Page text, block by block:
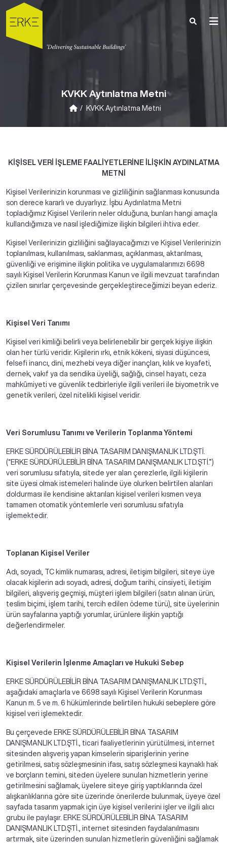
KVKK Aytınlatma Metni
KVKK Aytınlatma Metni
KİŞİSEL VERİ İŞLEME FAALİYETLERİNE İLİŞKİN AYDINLATMA
METNİ
Kişisel Verilerinizin korunması ve gizliliğinin sağlanması konusunda
son derece kararlı ve duyarlıyız. İşbu Aydınlatma Metni
topladığımız Kişisel Verilerin neler olduğuna, bunları hangi amaçla
kullandığımıza ve nasıl işlediğimize ilişkin bilgileri ihtiva eder.
Kişisel Verilerinizin gizliliğini sağlayacağımızı ve Kişisel Verilerinizin
toplanılması, kullanılması, saklanması, açıklanması, aktarılması,
güvenliği ve erişimine ilişkin politika ve uygulamalarımızı 6698
sayılı Kişisel Verilerin Korunması Kanun ve ilgili mevzuat tarafından
çizilen sınırlar çerçevesinde gerçekleştireceğimizi beyan ederiz.
Kişisel Veri Tanımı
Kişisel veri kimliği belirli veya belirlenebilir bir gerçek kişiye ilişkin
olan her türlü veridir. Kişilerin ırkı, etnik kökeni, siyasi düşüncesi,
felsefi inancı, dini, mezhebi veya diğer inançları, kılık ve kıyafeti,
dernek, vakıf ya da sendika üyeliği, sağlığı, cinsel hayatı, ceza
mahkûmiyeti ve güvenlik tedbirleriyle ilgili verileri ile biyometrik ve
genetik verileri, özel nitelikli kişisel veridir.
Veri Sorumlusu Tanımı ve Verilerin Toplanma Yöntemi
ERKE SÜRDÜRÜLEBİLİR BİNA TASARIM DANIŞMANLIK LTD.ŞTİ.
(“ERKE SÜRDÜRÜLEBİLİR BİNA TASARIM DANIŞMANLIK LTD.ŞTİ.”)
veri sorumlusu sıfatıyla, sitede yer alan çerezlerle, ilgili kişilerin
site üyesi olmak istemeleri halinde üye olurken belirtilen alanları
doldurması ile kendisine aktarılan kişisel verileri kısmen veya
tamamen otomatik yöntemlerle veri sorumlusu sıfatıyla
işlemektedir.
Toplanan Kişisel Veriler
Adı, soyadı, TC kimlik numarası, adresi, iletişim bilgileri, siteye üye
olacak kişilerin adı soyadı, adresi, doğum tarihi, cinsiyeti, iletişim
bilgileri, alışveriş geçmişi, müşteri işlem bilgileri (satın alınan ürün,
teslim biçimi, işlem tarihi, tercih edilen ödeme türü), site üyelerinin
ürün sayfalarına yaptığı yorumlar, ürünlere ilişkin yaptığı
değerlendirmeler.
Kişisel Verilerin İşlenme Amaçları ve Hukuki Sebep
ERKE SÜRDÜRÜLEBİLİR BİNA TASARIM DANIŞMANLIK LTD.ŞTİ.,
aşağıdaki amaçlarla ve 6698 sayılı Kişisel Verilerin Korunması
Kanun m. 5 ve m. 6 hükümlerinde belirtilen hukuki sebeplere göre
kişisel veri işlemektedir.
Bu çerçevede ERKE SÜRDÜRÜLEBİLİR BİNA TASARIM
DANIŞMANLIK LTD.ŞTİ., ticari faaliyetlerinin yürütülmesi, internet
sitesinden alışveriş yapan kimselerin siparişlerinin yerine
getirilmesi, satış sözleşmesinin ifası, satış sözleşmesi kaynaklı hak
ve borçların temini, siteden üyelere sunulan hizmetlerin yerine
getirilmesini sağlamak, üyelere siteye giriş yaptıklarında özel
alışkanlıklarına göre site üzerinde önerilerde bulunmak, üyeye özel
sayfada tasarım yapmak için üye kişisel verilerini işler ve ilgili alıcı
grubu ile paylaşır. ERKE SÜRDÜRÜLEBİLİR BİNA TASARIM
DANIŞMANLIK LTD.ŞTİ., internet sitesinden faydalanılmasını
artırmak, site üzerinden sunulan hizmetlerin güvenliğini sağlamak